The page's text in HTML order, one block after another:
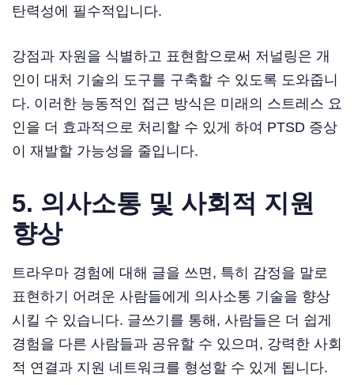
탄력성에 필수적입니다.
강점과 자원을 식별하고 표현함으로써 저널링은 개
인이 대처 기술의 도구를 구축할 수 있도록 도와줍니
다. 이러한 능동적인 접근 방식은 미래의 스트레스 요
인을 더 효과적으로 처리할 수 있게 하여 PTSD 증상
이 재발할 가능성을 줄입니다.
5. 의사소통 및 사회적 지원
향상
트라우마 경험에 대해 글을 쓰면, 특히 감정을 말로
표현하기 어려운 사람들에게 의사소통 기술을 향상
시킬 수 있습니다. 글쓰기를 통해, 사람들은 더 쉽게
경험을 다른 사람들과 공유할 수 있으며, 강력한 사회
적 연결과 지원 네트워크를 형성할 수 있게 됩니다.